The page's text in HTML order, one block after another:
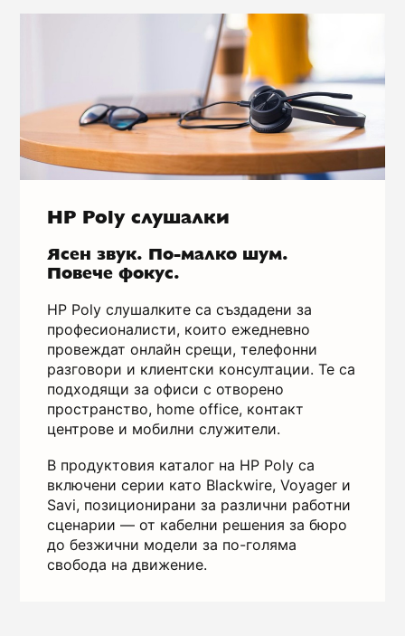
HP Poly слушалки
Ясен звук. По-малко шум.
Повече фокус.
HP Poly слушалките са създадени за
професионалисти, които ежедневно
провеждат онлайн срещи, телефонни
разговори и клиентски консултации. Те са
подходящи за офиси с отворено
пространство, home office, контакт
центрове и мобилни служители.
В продуктовия каталог на HP Poly са
включени серии като Blackwire, Voyager и
Savi, позиционирани за различни работни
сценарии — от кабелни решения за бюро
до безжични модели за по-голяма
свобода на движение.